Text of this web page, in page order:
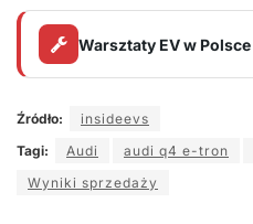
Warsztaty EV w Polsce
Źródło:
insideevs
Tagi:
Audi audi q4 e-tron
Wyniki sprzedaży